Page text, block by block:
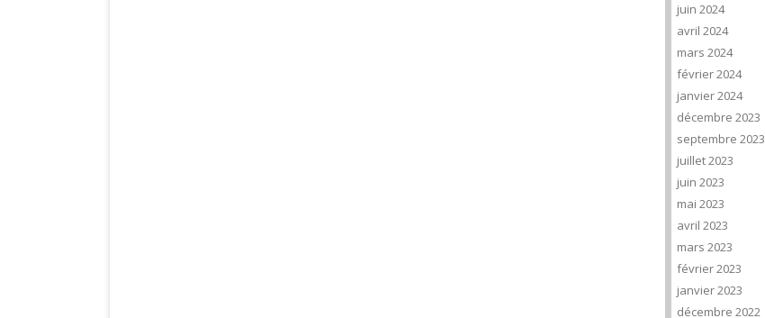
juin 2024
avril 2024
mars 2024
février 2024
janvier 2024
décembre 2023
septembre 2023
juillet 2023
juin 2023
mai 2023
avril 2023
mars 2023
février 2023
janvier 2023
décembre 2022